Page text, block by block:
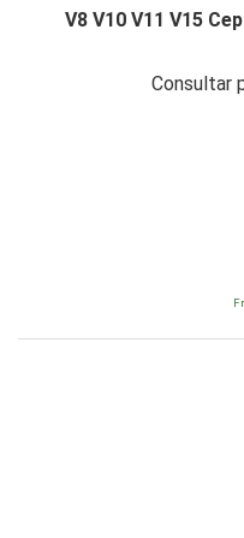
V8 V10 V11 V15
Consultar